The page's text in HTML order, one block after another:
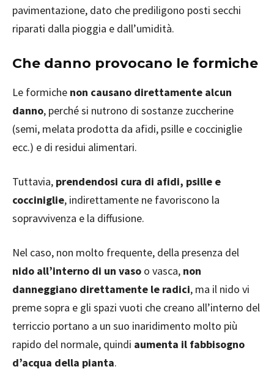
pavimentazione, dato che prediligono posti secchi
riparati dalla pioggia e dall’umidità.
Che danno provocano le formiche
Le formiche non causano direttamente alcun
danno, perché si nutrono di sostanze zuccherine
(semi, melata prodotta da afidi, psille e cocciniglie
ecc.) e di residui alimentari.
Tuttavia, prendendosi cura di afidi, psille e
cocciniglie, indirettamente ne favoriscono la
sopravvivenza e la diffusione.
Nel caso, non molto frequente, della presenza del
nido all’interno di un vaso o vasca, non
danneggiano direttamente le radici, ma il nido vi
preme sopra e gli spazi vuoti che creano all’interno del
terriccio portano a un suo inaridimento molto più
rapido del normale, quindi aumenta il fabbisogno
d’acqua della pianta.